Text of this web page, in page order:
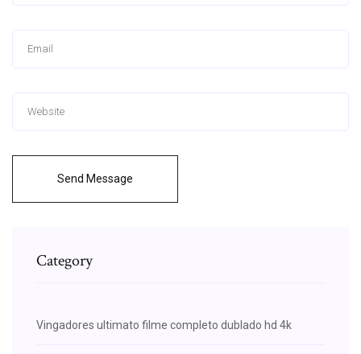
Send Message
Category
Vingadores ultimato filme completo dublado hd 4k